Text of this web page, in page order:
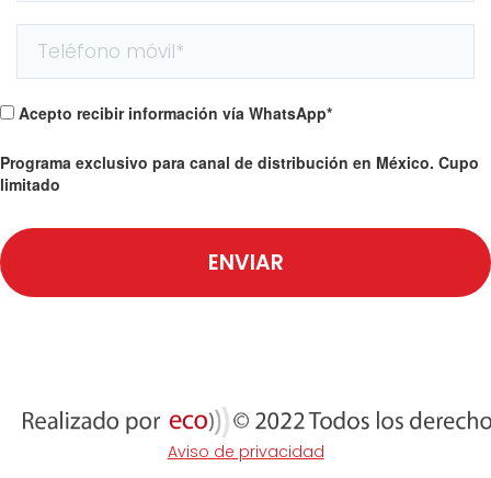
Acepto recibir información vía WhatsApp*
Programa exclusivo para canal de distribución en México. Cupo
limitado
ENVIAR
Aviso de privacidad